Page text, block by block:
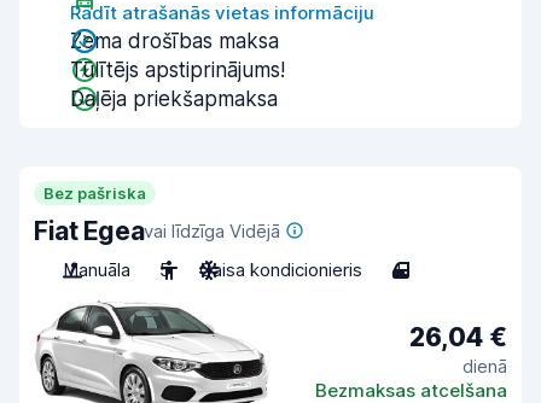
Rādīt atrašanās vietas informāciju
Zema drošības maksa
Tūlītējs apstiprinājums!
Daļēja priekšapmaksa
Bez pašriska
Fiat Egeavai līdzīga Vidējā
Manuāla
5 Gaisa kondicionieris 4
26,04 €
dienā
Bezmaksas atcelšana